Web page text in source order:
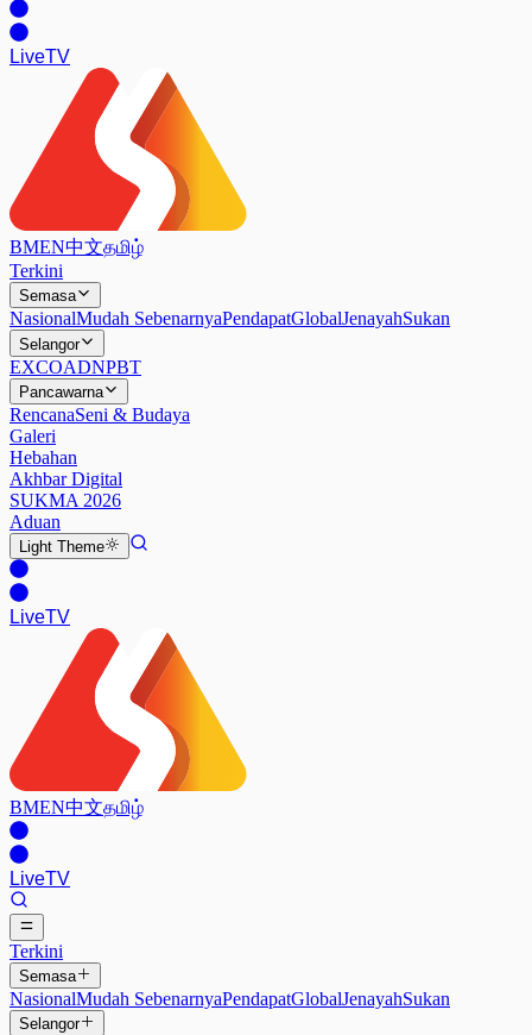
LiveTV
BMEN中文தமிழ்
Terkini
Semasa
NasionalMudah SebenarnyaPendapatGlobalJenayahSukan
Selangor
EXCOADNPBT
Pancawarna
RencanaSeni & Budaya
Galeri
Hebahan
Akhbar Digital
SUKMA 2026
Aduan
Light Theme
LiveTV
BMEN中文தமிழ்
LiveTV
Terkini
Semasa
NasionalMudah SebenarnyaPendapatGlobalJenayahSukan
Selangor